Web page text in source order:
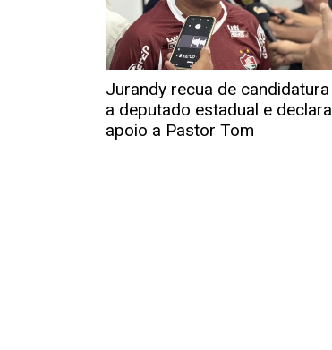
Jurandy recua de candidatura
a deputado estadual e declara
apoio a Pastor Tom